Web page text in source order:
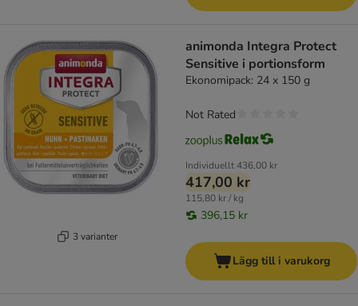
3 varianter
animonda Integra Protect
Sensitive i portionsform
Ekonomipack: 24 x 150 g
Individuellt436,00 kr
417,00 kr
115,80 kr / kg
396,15 kr
Not Rated
Lägg till i varukorg